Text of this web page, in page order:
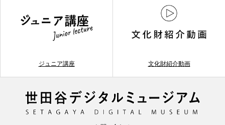
ジュニア講座 文化財紹介動画